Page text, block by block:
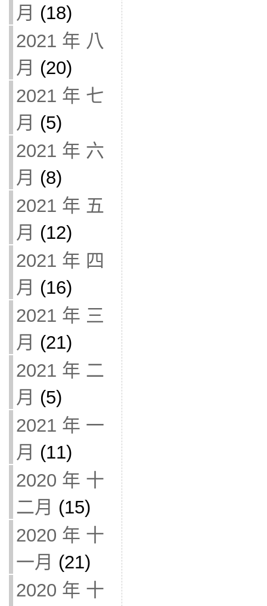
月 (18)
2021 年 八
月 (20)
2021 年 七
月 (5)
2021 年 六
月 (8)
2021 年 五
月 (12)
2021 年 四
月 (16)
2021 年 三
月 (21)
2021 年 二
月 (5)
2021 年 一
月 (11)
2020 年 十
二月 (15)
2020 年 十
一月 (21)
2020 年 十